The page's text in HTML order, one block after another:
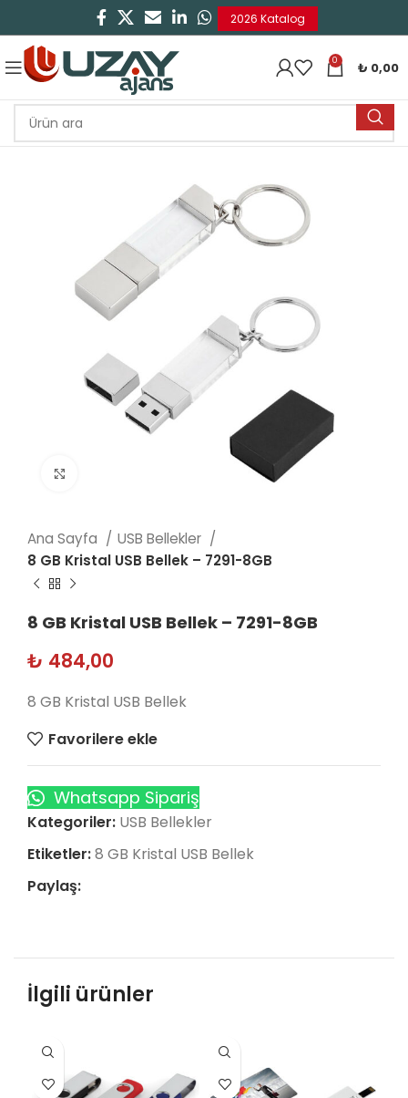
2026 Katalog
0 ₺ 0,00
Ana Sayfa
USB Bellekler
8 GB Kristal USB Bellek – 7291-8GB
8 GB Kristal USB Bellek – 7291-8GB
₺ 484,00
8 GB Kristal USB Bellek
Favorilere ekle
Whatsapp Sipariş
Kategoriler: USB Bellekler
Etiketler:8 GB Kristal USB Bellek
Paylaş:
İlgili ürünler